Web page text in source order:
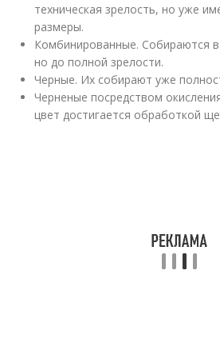
техническая зрелость, но уже
размеры.
Комбинированные. Собираются
но до полной зрелости.
Черные. Их собирают уже
Черненые посредством
цвет достигается обработкой